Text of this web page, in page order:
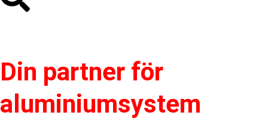
Din partner för
aluminiumsystem